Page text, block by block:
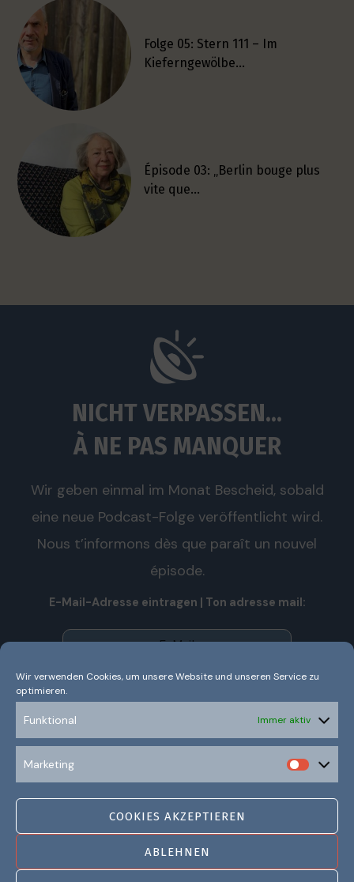
Wir verwenden Cookies, um unsere Website und unseren Service zu
optimieren.
Funktional Immer aktiv
Marketing
COOKIES AKZEPTIEREN
ABLEHNEN
Folge 05: Stern 111 – Im
Kieferngewölbe…
Épisode 03: „Berlin bouge plus
vite que…
NICHT VERPASSEN...
À NE PAS MANQUER
Wir geben einmal im Monat Bescheid, sobald
eine neue Podcast-Folge veröffentlicht wird.
Nous t’informons dès que paraît un nouvel
épisode.
E-Mail-Adresse eintragen | Ton adresse mail:
Wir senden keinen Spam! Nous n’envoyons pas de spam!
Erfahre mehr in unserer
Datenschutzerklärung.
Ich habe die Datenschutzerklärung gelesen und